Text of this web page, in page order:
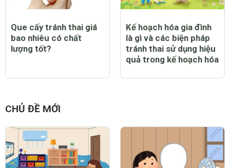
Que cấy tránh thai giá
bao nhiêu có chất
lượng tốt?
Kế hoạch hóa gia đình
là gì và các biện pháp
tránh thai sử dụng hiệu
quả trong kế hoạch hóa
CHỦ ĐỀ MỚI